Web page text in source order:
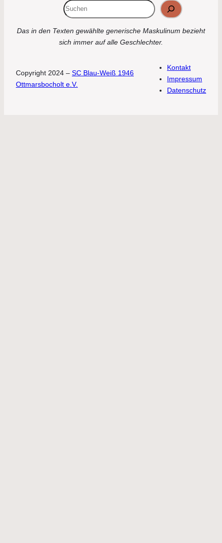
Das in den Texten gewählte generische Maskulinum bezieht
sich immer auf alle Geschlechter.
Copyright 2024 – SC Blau-Weiß 1946
Ottmarsbocholt e.V.
Kontakt
Impressum
Datenschutz